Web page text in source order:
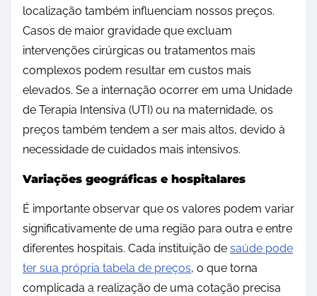
localização também influenciam nossos preços.
Casos de maior gravidade que excluam
intervenções cirúrgicas ou tratamentos mais
complexos podem resultar em custos mais
elevados. Se a internação ocorrer em uma Unidade
de Terapia Intensiva (UTI) ou na maternidade, os
preços também tendem a ser mais altos, devido à
necessidade de cuidados mais intensivos.
Variações geográficas e hospitalares
É importante observar que os valores podem variar
significativamente de uma região para outra e entre
diferentes hospitais. Cada instituição de saúde pode
ter sua própria tabela de preços, o que torna
complicada a realização de uma cotação precisa